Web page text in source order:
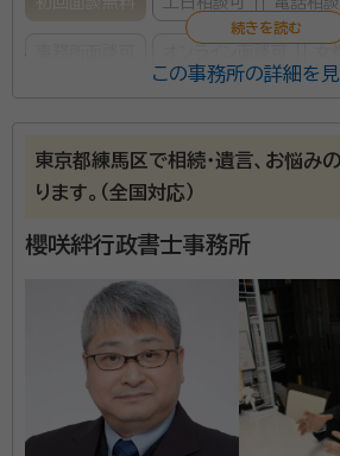
本木 千津子（モトキ チヅコ）
行政書士、
東京都行政書士会所属 郵便局、毎日新
シニアライフカウンセラー養成講座講師
事務所口コミ（抜粋）：
満足度 5.0
ご利用時期：2026/6
とても話しやすく、こちらの問かけにも丁寧に答
契約後の感想
途中経過の連絡もしてくれて、安心して任せられ
この事務所の詳細を
東京都練馬区で相続・遺言、お悩み
ります。（全国対応）
櫻咲絆行政書士事務所